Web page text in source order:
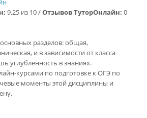
9.25 из 10 /Отзывов ТуторОнлайн: 0
разделов: общая,
и в зависимости от класса
углубленность в знаниях.
курсами по подготовке к ОГЭ по
моменты этой дисциплины и